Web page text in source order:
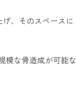
、そのスペースに
模な骨造成が可能な